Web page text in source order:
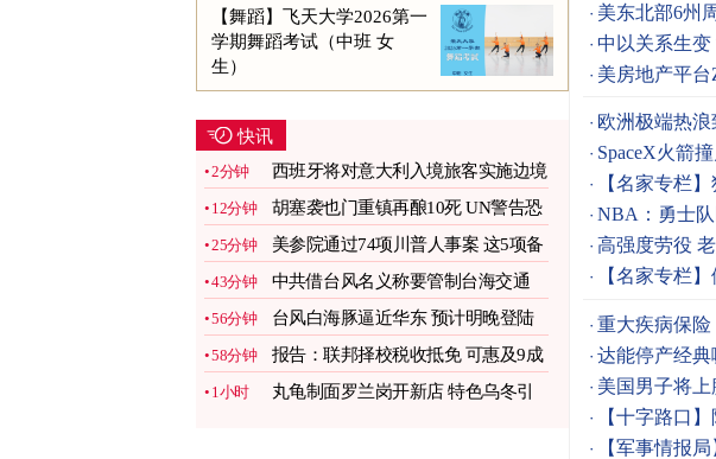
【舞蹈】飞天大学2026第一
学期舞蹈考试（中班 女
生）
快讯
2分钟
西班牙将对意大利入境旅客实施边境
管制 图
12分钟
胡塞袭也门重镇再酿10死 UN警告恐
爆大冲突
图
25分钟
美参院通过74项川普人事案 这5项备
受关注 图
43分钟
中共借台风名义称要管制台海交通
台湾谴责 图
56分钟
台风白海豚逼近华东 预计明晚登陆
闽浙沿海 图
58分钟
报告：联邦择校税收抵免 可惠及9成
K-12学生 图
1小时
丸龟制面罗兰岗开新店 特色乌冬引
美东北部6州
中以关系生
美房地产平
欧洲极端热浪
SpaceX火箭
【名家专栏
NBA：勇士
高强度劳役
【名家专栏
重大疾病保险
达能停产经
美国男子将
【十字路口
【军事情报